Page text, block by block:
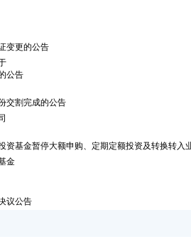
变更的公告
公告
交割完成的公告
资基金暂停大额申购、定期定额投资及转换转入
金
议公告